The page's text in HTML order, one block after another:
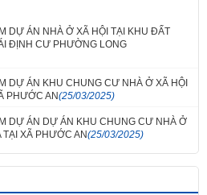
DỰ ÁN NHÀ Ở XÃ HỘI TẠI KHU ĐẤT
ĐỊNH CƯ PHƯỜNG LONG
DỰ ÁN KHU CHUNG CƯ NHÀ Ở XÃ HỘI
PHƯỚC AN(25/03/2025)
DỰ ÁN DỰ ÁN KHU CHUNG CƯ NHÀ Ở
XÃ PHƯỚC AN(25/03/2025)